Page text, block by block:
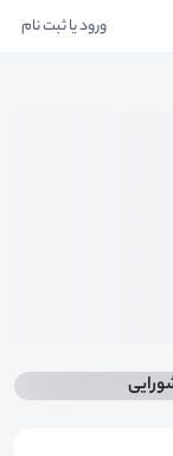
ورود یا ثبت نام